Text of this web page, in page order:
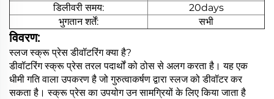
डिलीवरी समय:
20days
भुगतान शर्तें:
सभी
विवरण:
स्लज स्क्रू प्रेस डीवॉटरिंग क्या है?
डीवॉटरिंग स्क्रू प्रेस तरल पदार्थों को ठोस से अलग करता है। यह एक
धीमी गति वाला उपकरण है जो गुरुत्वाकर्षण द्वारा स्लज को डीवॉटर कर
सकता है। स्क्रू प्रेस का उपयोग उन सामग्रियों के लिए किया जाता है